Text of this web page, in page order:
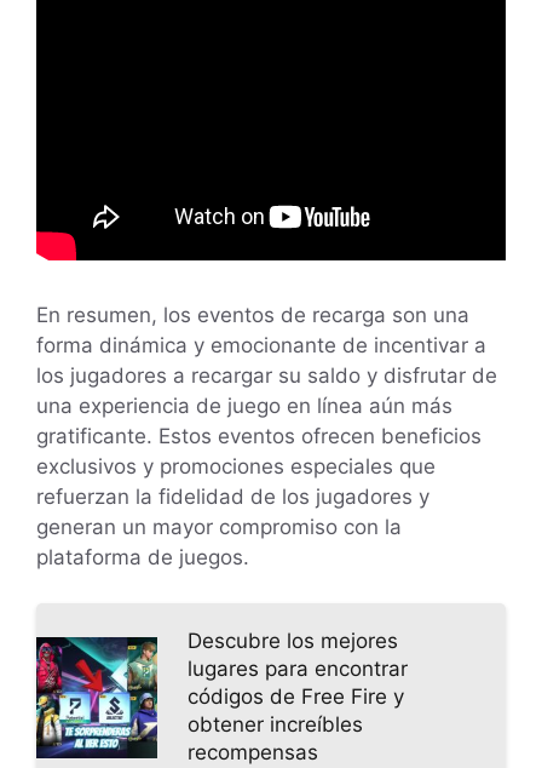
En resumen, los eventos de recarga son una
forma dinámica y emocionante de incentivar a
los jugadores a recargar su saldo y disfrutar de
una experiencia de juego en línea aún más
gratificante. Estos eventos ofrecen beneficios
exclusivos y promociones especiales que
refuerzan la fidelidad de los jugadores y
generan un mayor compromiso con la
plataforma de juegos.
Descubre los mejores
lugares para encontrar
códigos de Free Fire y
obtener increíbles
recompensas